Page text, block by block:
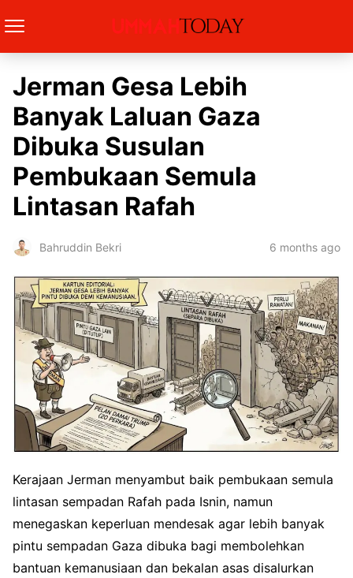
Jerman Gesa Lebih
Banyak Laluan Gaza
Dibuka Susulan
Pembukaan Semula
Lintasan Rafah
Bahruddin Bekri 6 months ago
Kerajaan Jerman menyambut baik pembukaan semula
lintasan sempadan Rafah pada Isnin, namun
menegaskan keperluan mendesak agar lebih banyak
pintu sempadan Gaza dibuka bagi membolehkan
bantuan kemanusiaan dan bekalan asas disalurkan